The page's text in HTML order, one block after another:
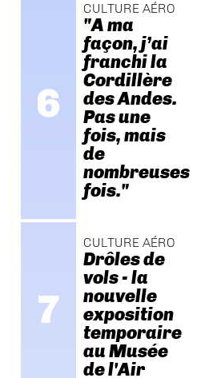
CULTURE AÉRO
"A ma
façon, j’ai
franchi la
Cordillère
des Andes.
Pas une
fois, mais
de
nombreuses
fois."
CULTURE AÉRO
Drôles de
vols - la
nouvelle
exposition
temporaire
au Musée
de l'Air